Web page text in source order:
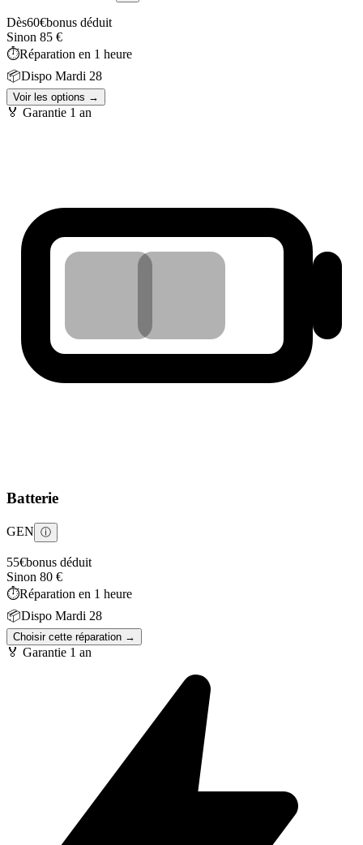
Dès60€bonus déduit
Sinon 85 €
⏱️Réparation en 1 heure
📦Dispo Mardi 28
Voir les options →
🏅 Garantie 1 an
Batterie
GEN ⓘ
55€bonus déduit
Sinon 80 €
⏱️Réparation en 1 heure
📦Dispo Mardi 28
Choisir cette réparation →
🏅 Garantie 1 an